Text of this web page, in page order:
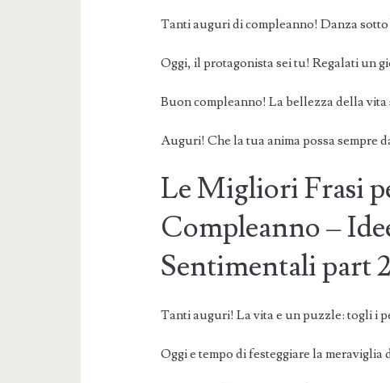
Tanti auguri di compleanno! Danza
Oggi, il protagonista sei tu! Regalati un
Buon compleanno! La bellezza della vita
Auguri! Che la tua anima possa sempre
Le Migliori Frasi
Compleanno –
Sentimentali part 2
Tanti auguri! La vita e un puzzle: togli i
Oggi e tempo di festeggiare la meraviglia